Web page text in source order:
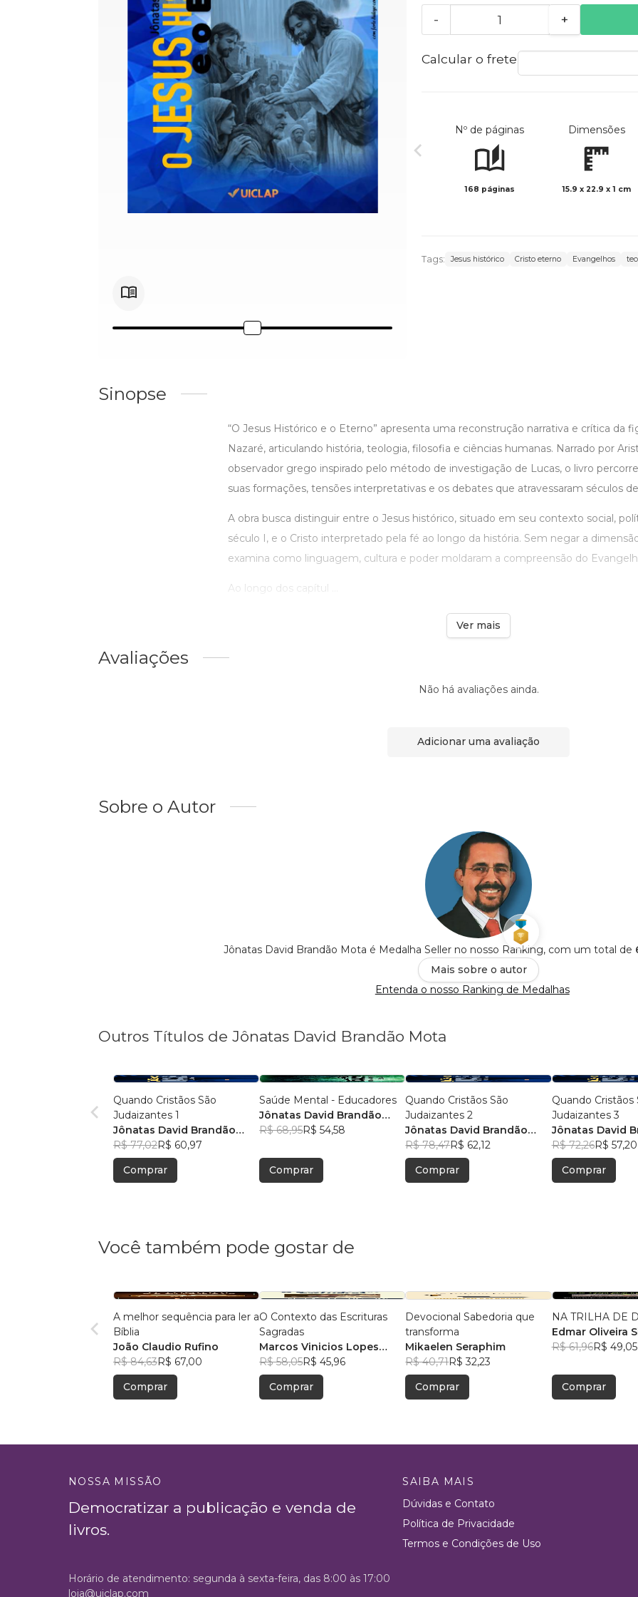
- +
Calcular o frete
Nº de páginas
168 páginas
Dimensões
15.9 x 22.9 x 1 cm
Tags: Jesus histórico Cristo eterno Evangelhos
Sinopse
“O Jesus Histórico e o Eterno” apresenta uma reconstrução narrativa e crítica da
Nazaré, articulando história, teologia, filosofia e ciências humanas. Narrado por
observador grego inspirado pelo método de investigação de Lucas, o livro
suas formações, tensões interpretativas e os debates que atravessaram séculos
A obra busca distinguir entre o Jesus histórico, situado em seu contexto social,
século I, e o Cristo interpretado pela fé ao longo da história. Sem negar a
examina como linguagem, cultura e poder moldaram a compreensão do
Ao longo dos capítul ...
Ver mais
Avaliações
Não há avaliações ainda.
Adicionar uma avaliação
Sobre o Autor
Jônatas David Brandão Mota é Medalha Seller no nosso Ranking, com um total de
Mais sobre o autor
Entenda o nosso Ranking de Medalhas
Outros Títulos de Jônatas David Brandão Mota
Quando Cristãos São
Judaizantes 1
Jônatas David Brandão
Mota
R$ 77,02R$ 60,97
Comprar
Saúde Mental - Educadores
Jônatas David Brandão
Mota
R$ 68,95R$ 54,58
Comprar
Quando Cristãos São
Judaizantes 2
Jônatas David Brandão
Mota
R$ 78,47R$ 62,12
Comprar
Quando Cristãos
Judaizantes 3
Jônatas David
Mota
R$ 72,26R$ 57,20
Comprar
Você também pode gostar de
A melhor sequência para ler a
Bíblia
João Claudio Rufino
R$ 84,63R$ 67,00
Comprar
O Contexto das Escrituras
Sagradas
Marcos Vinicios Lopes
Ohishi
R$ 58,05R$ 45,96
Comprar
Devocional Sabedoria que
transforma
Mikaelen Seraphim
R$ 40,71R$ 32,23
Comprar
NA TRILHA DE
Edmar Oliveira
R$ 61,96R$ 49,05
Comprar
NOSSA MISSÃO
Democratizar a publicação e venda de
livros.
SAIBA MAIS
Dúvidas e Contato
Política de Privacidade
Termos e Condições de Uso
Horário de atendimento: segunda à sexta-feira, das 8:00 às 17:00
loja@uiclap.com